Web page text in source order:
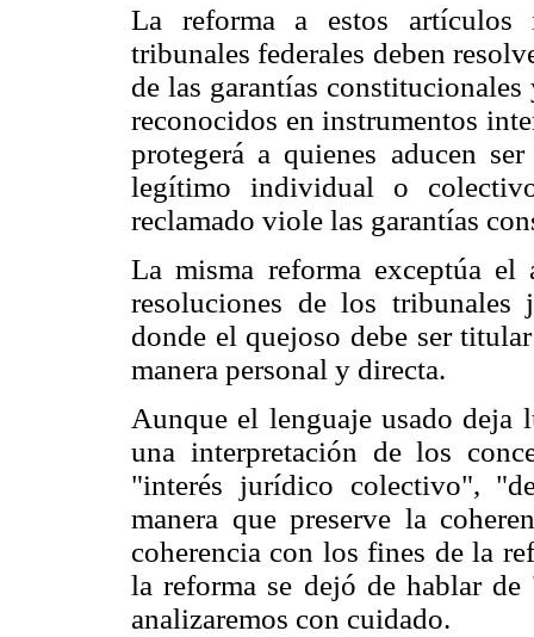
La reforma a estos artículos
tribunales federales deben
de las garantías
reconocidos en instrumentos
protegerá a quienes aducen
legítimo individual o
reclamado viole las garantías
La misma reforma exceptúa
resoluciones de los tribunales
donde el quejoso debe ser
manera personal y directa.
Aunque el lenguaje usado deja
una interpretación de los
"interés jurídico colectivo",
manera que preserve la
coherencia con los fines de la
la reforma se dejó de hablar
analizaremos con cuidado.